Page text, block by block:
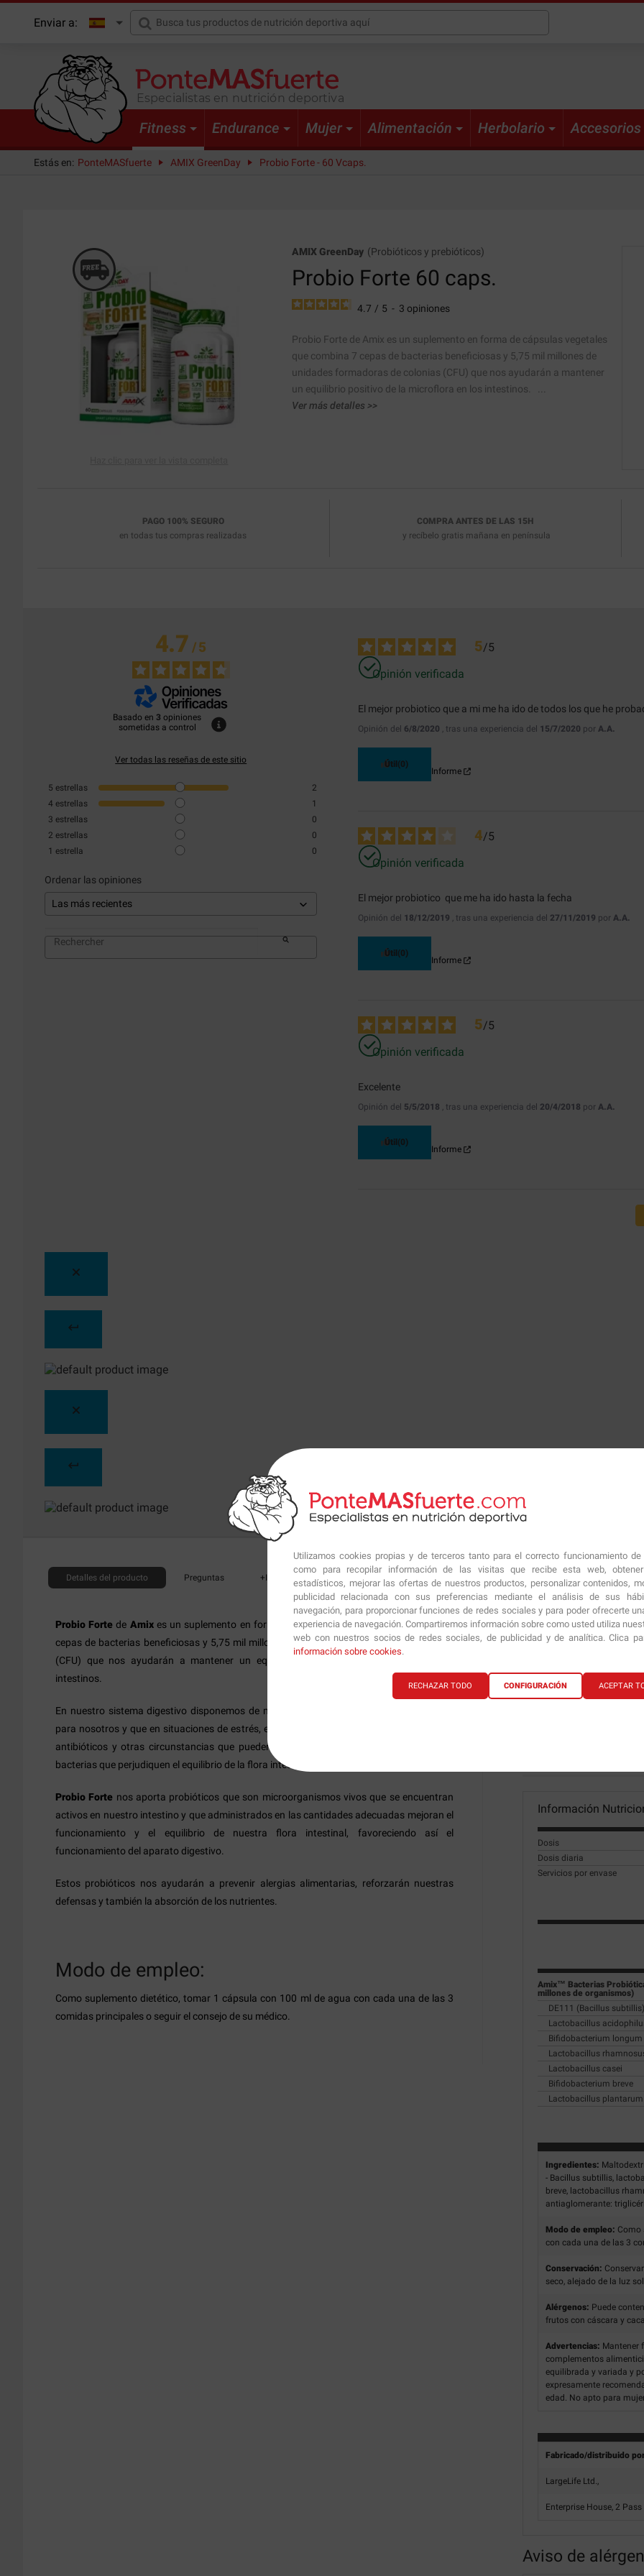
Utilizamos cookies propias y de terceros tanto para el correcto funcionamiento
como para recopilar información de las visitas que recibe esta web,
estadísticos, mejorar las ofertas de nuestros productos, personalizar contenidos,
publicidad relacionada con sus preferencias mediante el análisis de sus
navegación, para proporcionar funciones de redes sociales y para poder ofrecerte
experiencia de navegación. Compartiremos información sobre como usted utiliza
web con nuestros socios de redes sociales, de publicidad y de analítica. Clica
información sobre cookies.
ACEPTAR
RECHAZAR TODO CONFIGURACIÓN
Enviar a:
Especialistas en nutrición deportiva
Fitness Endurance Mujer Alimentación Herbolario Accesorios
Estás en: PonteMASfuerte AMIX GreenDay Probio Forte - 60 Vcaps.
AMIX GreenDay (Probióticos y prebióticos)
Probio Forte 60 caps.
4.7 / 5 - 3 opiniones
Probio Forte de Amix es un suplemento en forma de cápsulas vegetales
que combina 7 cepas de bacterias beneficiosas y 5,75 mil millones de
unidades formadoras de colonias (CFU) que nos ayudarán a mantener
un equilibrio positivo de la microflora en los intestinos. ...
Ver más detalles >>
PAGO 100% SEGURO
en todas tus compras realizadas
COMPRA ANTES DE LAS 15H
y recíbelo gratis mañana en península
4.7/5
Basado en3 opiniones
sometidas a control
Ver todas las reseñas de este sitio
5 estrellas
2
4 estrellas
1
3 estrellas
0
2 estrellas
0
1 estrella 0
Ordenar las opiniones
5/5
Opinión verificada
El mejor probiotico que a mi me ha ido de todos los que he
Opinión del 6/8/2020 , tras una experiencia del 15/7/2020 por A.A.
Útil(0)
Informe
4/5
Opinión verificada
El mejor probiotico  que me ha ido hasta la fecha
Opinión del 18/12/2019 , tras una experiencia del 27/11/2019 por A.A.
Útil(0)
Informe
5/5
Opinión verificada
Excelente
Opinión del 5/5/2018 , tras una experiencia del 20/4/2018 por A.A.
Útil(0)
Informe
Detalles del producto Preguntas +Info
Probio Forte de Amixes un suplemento en forma de cápsulas vegetales que combina 7
cepas de bacterias beneficiosas y 5,75 mil millones de unidades formadoras de colonias
(CFU) que nos ayudarán a mantener un equilibrio positivo de la microflora en los
intestinos.
En nuestro sistema digestivo disponemos de millones de bacterias que son inofensivas
para nosotros y que en situaciones de estrés, enfermedades en las que hacemos uso de
antibióticos y otras circunstancias que pueden provocar una excesiva colonización de
bacterias que perjudiquen el equilibrio de la flora intestinal.
Probio Forte nos aporta probióticos que son microorganismos vivos que se encuentran
activos en nuestro intestino y que administrados en las cantidades adecuadas mejoran el
funcionamiento y el equilibrio de nuestra flora intestinal, favoreciendo así el
funcionamiento del aparato digestivo.
Estos probióticos nos ayudarán a prevenir alergias alimentarias, reforzarán nuestras
defensas y también la absorción de los nutrientes.
Modo de empleo:
Como suplemento dietético, tomar 1 cápsula con 100 ml de agua con cada una de las 3
comidas principales o seguir el consejo de su médico.
Productos similares
36.28€
Información
Dosis
Dosis diaria
Servicios por envase
Amix™ Bacterias
millones de organismos)
DE111 (Bacillus subtillis)
Lactobacillus
Bifidobacterium longum
Lactobacillus
Lactobacillus casei
Bifidobacterium breve
Lactobacillus plantarum
Ingredientes:
- Bacillus subtillis,
breve, lactobacillus
antiaglomerante:
Modo de empleo: Como
con cada una de las 3
Conservación:
seco, alejado de la luz
Alérgenos: Puede
frutos con cáscara y
Advertencias: Mantener
complementos
equilibrada y variada y
expresamente
edad. No apto para
Fabricado/distribuido
LargeLife Ltd.,
Enterprise House, 2
Aviso de